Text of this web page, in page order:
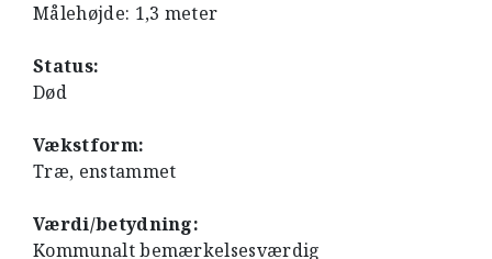
Målehøjde: 1,3 meter
Status:
Død
Vækstform:
Træ, enstammet
Værdi/betydning:
Kommunalt bemærkelsesværdig